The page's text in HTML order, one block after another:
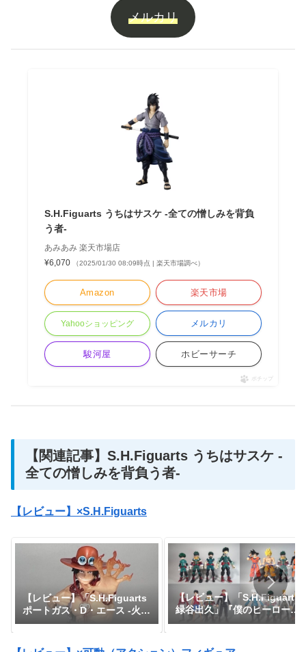
メルカリ
S.H.Figuarts うちはサスケ -全ての憎しみを背負
う者-
あみあみ 楽天市場店
¥6,070
（2025/01/30 08:09時点 | 楽天市場調べ）
Amazon 楽天市場
Yahooショッピング メルカリ
駿河屋 ホビーサーチ
ポチップ
【関連記事】S.H.Figuarts うちはサスケ -
全ての憎しみを背負う者-
【レビュー】×S.H.Figuarts
【レビュー】「S.H.Figuarts
ポートガス・D・エース -火
拳-」『ワンピース』
【レビュー】「S.H.Figuarts
緑谷出久」『僕のヒーローア
カデミア』